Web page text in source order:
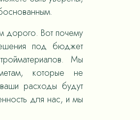
дорого. Вот почему
под бюджет
Мы
которые не
расходы будут
для нас, и мы